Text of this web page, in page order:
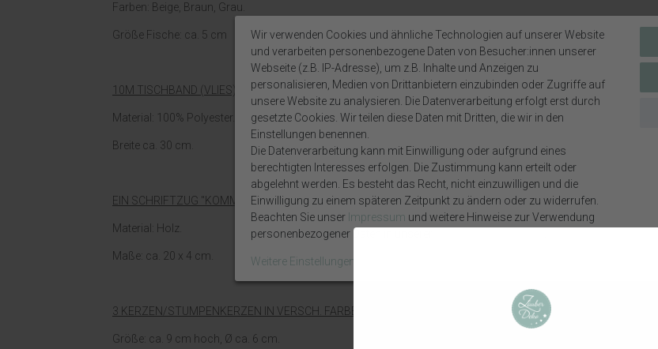
Farben: Beige, Braun, Grau.
Größe Fische: ca. 5 cm
10M TISCHBAND (VLIES) IN GRAU.
Material: 100% Polyester.
Breite ca. 30 cm.
EIN SCHRIFTZUG "KOMMUNION".
Material: Holz.
Maße: ca. 20 x 4 cm.
3 KERZEN/STUMPENKERZEN IN VERSCH. FARBEN.
Größe: ca. 9 cm hoch, Ø ca. 6 cm.
Wir verwenden Cookies und ähnliche Technologien auf unserer Website
und verarbeiten personenbezogene Daten von Besucher:innen unserer
Webseite (z.B. IP-Adresse), um z.B. Inhalte und Anzeigen zu
personalisieren, Medien von Drittanbietern einzubinden oder Zugriffe auf
unsere Website zu analysieren. Die Datenverarbeitung erfolgt erst durch
gesetzte Cookies. Wir teilen diese Daten mit Dritten, die wir in den
Einstellungen benennen.
Die Datenverarbeitung kann mit Einwilligung oder aufgrund eines
berechtigten Interesses erfolgen. Die Zustimmung kann erteilt oder
abgelehnt werden. Es besteht das Recht, nicht einzuwilligen und die
Einwilligung zu einem späteren Zeitpunkt zu ändern oder zu widerrufen.
Beachten Sie unser Impressum und weitere Hinweise zur Verwendung
personenbezogener Daten in unserer
Weitere Einstellungen